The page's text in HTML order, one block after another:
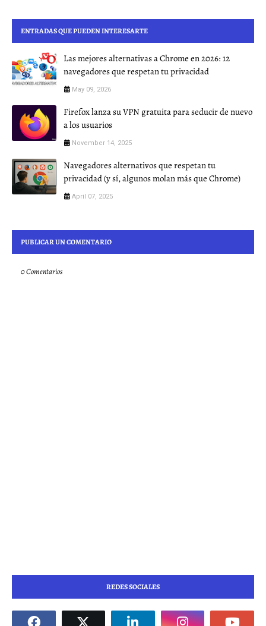
ENTRADAS QUE PUEDEN INTERESARTE
Las mejores alternativas a Chrome en 2026: 12
navegadores que respetan tu privacidad
May 09, 2026
Firefox lanza su VPN gratuita para seducir de nuevo
a los usuarios
November 14, 2025
Navegadores alternativos que respetan tu
privacidad (y sí, algunos molan más que Chrome)
April 07, 2025
PUBLICAR UN COMENTARIO
0 Comentarios
REDES SOCIALES